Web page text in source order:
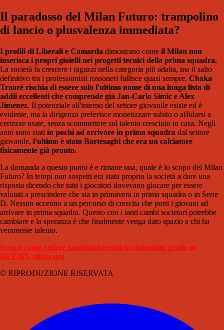
Il paradosso del Milan Futuro: trampolino
di lancio o plusvalenza immediata?
I profili di Liberali e Camarda dimostrano come il Milan non
inserisca i propri gioielli nei progetti tecnici della prima squadra.
La società fa crescere i ragazzi nella categoria più adatta, ma il salto
definitivo tra i professionisti rossoneri fallisce quasi sempre. Chaka
Traoré rischia di essere solo l'ultimo nome di una lunga lista di
addii eccellenti che comprende già Jan-Carlo Simic e Alex
Jimenez. Il potenziale all'interno del settore giovanile esiste ed è
evidente, ma la dirigenza preferisce monetizzare subito o affidarsi a
certezze usate, senza scommettere sul talento cresciuto in casa. Negli
anni sono stati in pochi ad arrivare in prima squadra dal settore
giovanile, l'ultimo è stato Bartesaghi che era un calciatore
fisicamente già pronto.
La domanda a questo punto è e rimane una, quale è lo scopo del Milan
Futuro? In tempi non sospetti era stata proprio la società a dare una
risposta dicendo che tutti i giocatori dovevano giocare per essere
valutati a prescindere che sia in primavera in prima squadra o in Serie
D. Nessun accenno a un percorso di crescita che porti i giovani ad
arrivare in prima squadra. Questo con i tanti cambi societari potrebbe
cambiare e la speranza è che finalmente venga dato spazio a chi ha
veramente talento.
Scopri come vedere tantissimi eventi in streaming gratis su
BET365, clicca qui
© RIPRODUZIONE RISERVATA